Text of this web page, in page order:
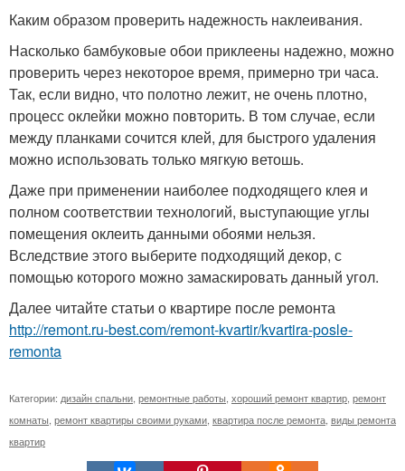
Каким образом проверить надежность наклеивания.
Насколько бамбуковые обои приклеены надежно, можно
проверить через некоторое время, примерно три часа.
Так, если видно, что полотно лежит, не очень плотно,
процесс оклейки можно повторить. В том случае, если
между планками сочится клей, для быстрого удаления
можно использовать только мягкую ветошь.
Даже при применении наиболее подходящего клея и
полном соответствии технологий, выступающие углы
помещения оклеить данными обоями нельзя.
Вследствие этого выберите подходящий декор, с
помощью которого можно замаскировать данный угол.
Далее читайте статьи о квартире после ремонта
http://remont.ru-best.com/remont-kvartir/kvartira-posle-
remonta
Категории: дизайн спальни ремонтные работы хороший ремонт квартир ремонт
комнаты ремонт квартиры своими руками квартира после ремонта виды ремонта
квартир